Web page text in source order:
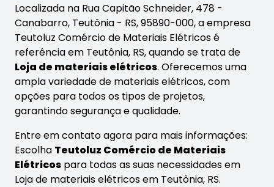
Localizada na Rua Capitão Schneider, 478 -
Canabarro, Teutônia - RS, 95890-000, a empresa
Teutoluz Comércio de Materiais Elétricos é
referência em Teutônia, RS, quando se trata de
Loja de materiais elétricos. Oferecemos uma
ampla variedade de materiais elétricos, com
opções para todos os tipos de projetos,
garantindo segurança e qualidade.
Entre em contato agora para mais informações:
Escolha Teutoluz Comércio de Materiais
Elétricos para todas as suas necessidades em
Loja de materiais elétricos em Teutônia, RS.